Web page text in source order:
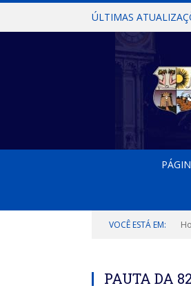
ÚLTIMAS
VOCÊ ESTÁ EM:
PAUTA DA